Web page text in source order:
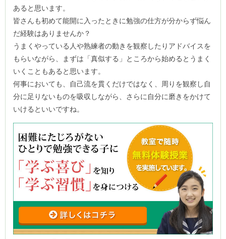
あると思います。
皆さんも初めて能開に入ったときに勉強の仕方が分からず悩ん
だ経験はありませんか？
うまくやっている人や熟練者の動きを観察したりアドバイスを
もらいながら、まずは「真似する」ところから始めるとうまく
いくこともあると思います。
何事においても、自己流を貫くだけではなく、周りを観察し自
分に足りないものを吸収しながら、さらに自分に磨きをかけて
いけるといいですね。